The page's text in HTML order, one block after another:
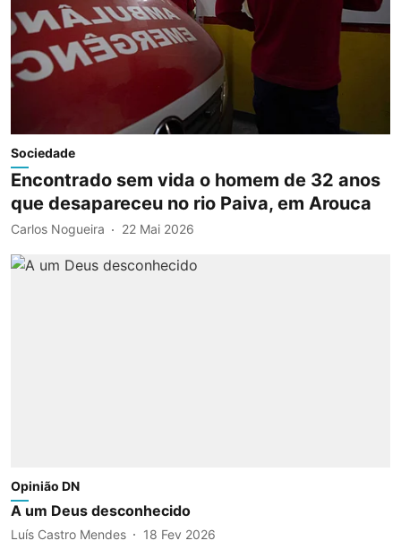
Sociedade
Encontrado sem vida o homem de 32 anos
que desapareceu no rio Paiva, em Arouca
Carlos Nogueira 22 Mai 2026
Opinião DN
A um Deus desconhecido
Luís Castro Mendes 18 Fev 2026